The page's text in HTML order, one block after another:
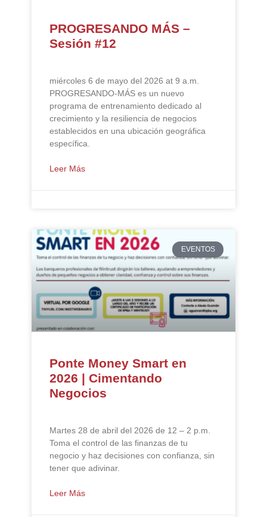
PROGRESANDO MÁS –
Sesión #12
miércoles 6 de mayo del 2026 at 9 a.m.
PROGRESANDO-MÁS es un nuevo
programa de entrenamiento dedicado al
crecimiento y la resiliencia de negocios
establecidos en una ubicación geográfica
específica.
Leer Más
EVENTOS
Ponte Money Smart en
2026 | Cimentando
Negocios
Martes 28 de abril del 2026 de 12 – 2 p.m.
Toma el control de las finanzas de tu
negocio y haz decisiones con confianza, sin
tener que adivinar.
Leer Más